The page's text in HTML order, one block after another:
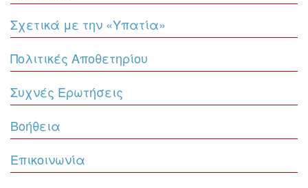
Σχετικά με την «Υπατία»
Πολιτικές Αποθετηρίου
Συχνές Ερωτήσεις
Βοήθεια
Επικοινωνία